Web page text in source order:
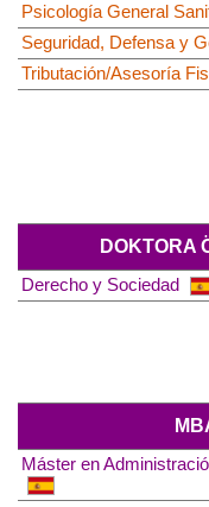
Psicología General
Seguridad, Defensa y
Tributación/Asesoría
DOKTORA
Derecho y Sociedad
Máster en